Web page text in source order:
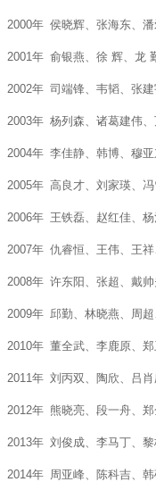
2000年 侯晓辉、张海东、
2001年 俞银燕、徐 辉、龙
2002年 司端锋、韦韬、张
2003年 杨列森、诸葛建伟
2004年 李佳静、韩博、穆
2005年 高良才、刘家瑛、
2006年 王铁磊、赵红佳、杨
2007年 仇睿恒、王伟、王
2008年 许东阳、张超、戴
2009年 邱勤、林晓燕、周
2010年 董全武、李鹿原、
2011年 刘丙双、陶欣、吕
2012年 熊晓亮、段一舟、
2013年 刘俊成、李马丁、
2014年 周亚峰、陈科吉、